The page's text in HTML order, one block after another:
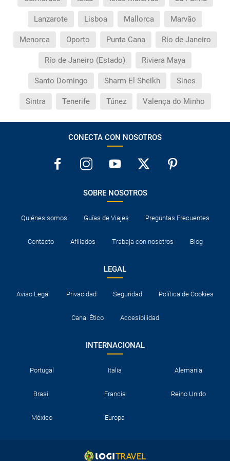
Lanzarote Lisboa Mallorca Marvão
Menorca Oporto Punta Cana Río de Janeiro
Río de Janeiro (Estado) Riviera Maya
Santo Domingo Sharm El Sheikh Sines
Sintra Tenerife Túnez Valença do Minho
CONECTA CON NOSOTROS
SOBRE NOSOTROS
Quiénes somos Guías de Viajes Preguntas Frecuentes
Contacto Afiliados Trabaja con nosotros Blog
LEGAL
Aviso Legal Privacidad Seguridad Política de Cookies
Canal Ético Accesibilidad
INTERNACIONAL
Portugal Italia Alemania
Brasil Francia Reino Unido
México Europa